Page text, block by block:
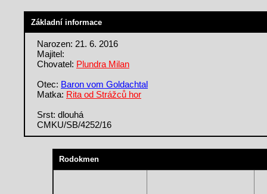
Základní informace
Narozen: 21. 6. 2016
Majitel:
Chovatel: Plundra Milan
Otec: Baron vom Goldachtal
Matka: Rita od Strážců hor
Srst: dlouhá
CMKU/SB/4252/16
Rodokmen